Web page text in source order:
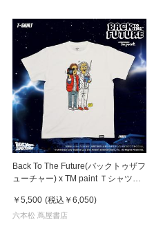
Back To The Future(バックトゥザフ
ューチャー) x TM paint Ｔシャツ
￥5,500 (税込 ￥6,050)
六本松 蔦屋書店